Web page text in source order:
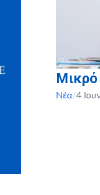
Νέα/4